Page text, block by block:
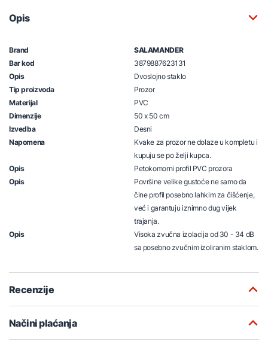
Opis
Brand
SALAMANDER
Bar kod
3879887623131
Opis
Dvoslojno staklo
Tip proizvoda
Prozor
Materijal
PVC
Dimenzije
50 x 50 cm
Izvedba
Desni
Napomena
Kvake za prozor ne dolaze u kompletu i
kupuju se po želji kupca.
Opis
Petokomorni profil PVC prozora
Opis
Površine velike gustoće ne samo da
čine profil posebno lahkim za čišćenje,
već i garantuju iznimno dug vijek
trajanja.
Opis
Visoka zvučna izolacija od 30 - 34 dB
sa posebno zvučnim izoliranim staklom.
Recenzije
Načini plaćanja